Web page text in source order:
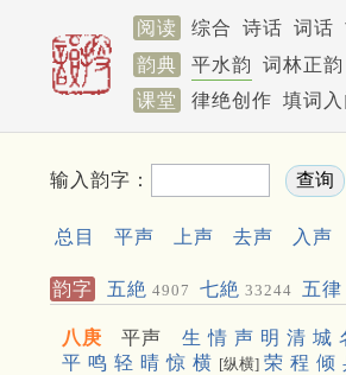
阅读 综合 诗话 词话
韵典
平水韵 词林正韵
课堂
律绝创作 填词入
输入韵字：
总目 平声 上声 去声 入声
韵字 五絶 4907 七絶 33244 五律
八庚 平声 生 情 声 明 清 城
平 鸣 轻 晴 惊 横 [纵横] 荣 程 倾